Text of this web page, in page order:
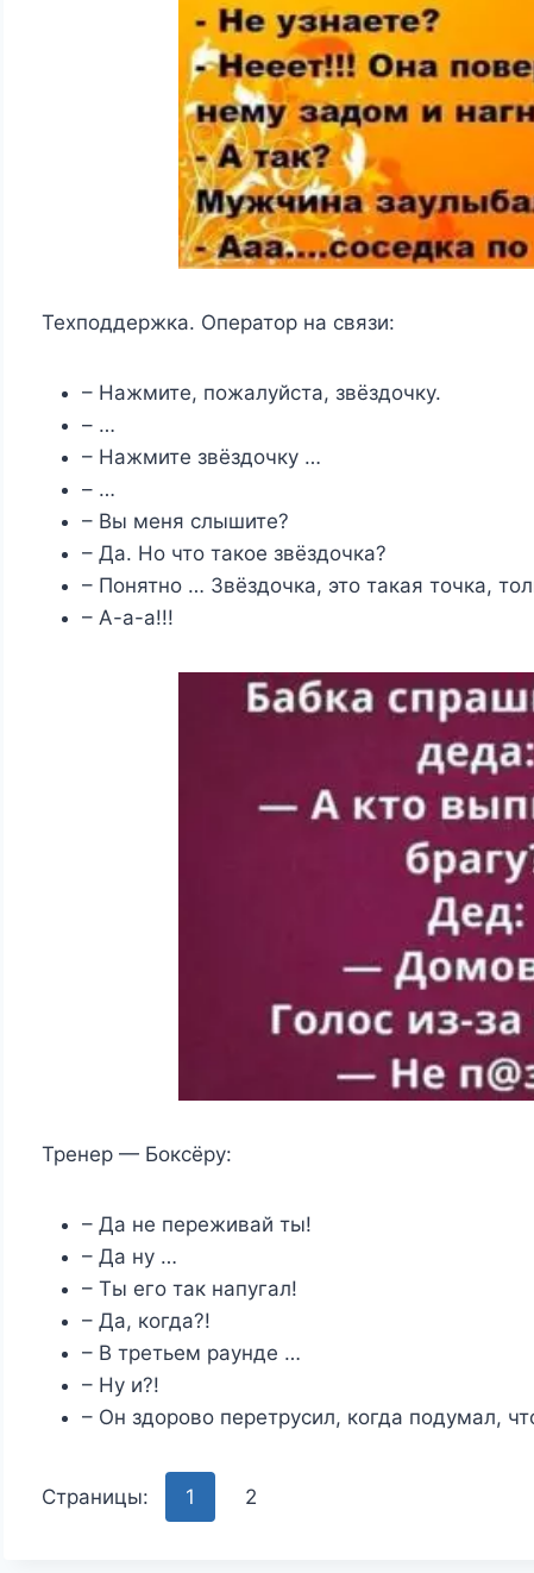
Техподдержка. Оператор на связи:
– Нажмите, пожалуйста, звёздочку.
– …
– Нажмите звёздочку …
– …
– Вы меня слышите?
– Да. Но что такое звёздочка?
– Понятно … Звёздочка, это такая точка,
– А-а-а!!!
Тренер — Боксёру:
– Да не переживай ты!
– Да ну …
– Ты его так напугал!
– Да, когда?!
– В третьем раунде …
– Ну и?!
– Он здорово перетрусил, когда подумал,
Страницы: 1 2